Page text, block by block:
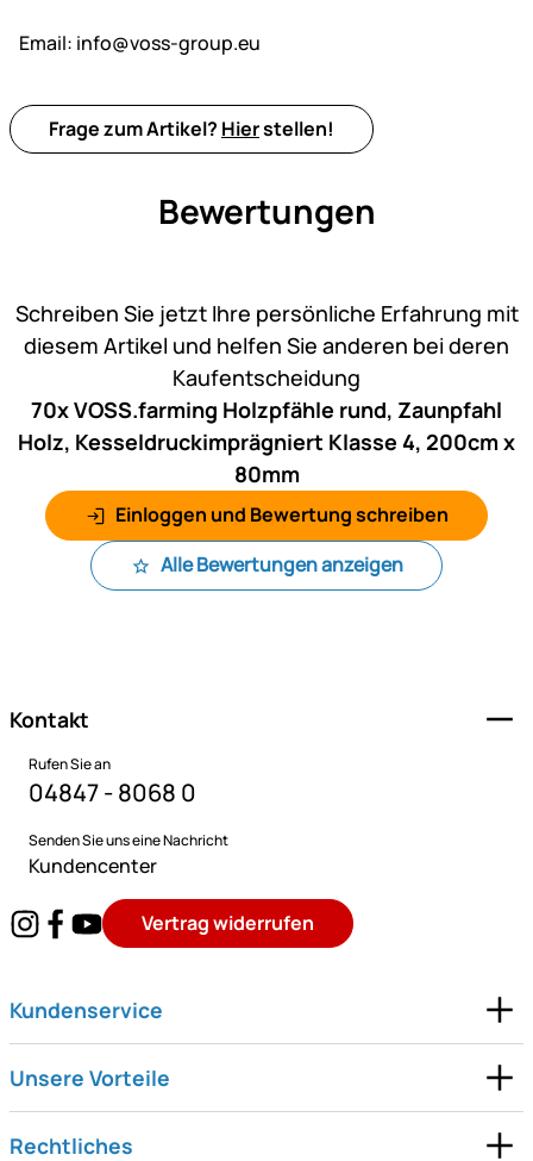
Email: info@voss-group.eu
Frage zum Artikel? Hierstellen!
Bewertungen
Schreiben Sie jetzt Ihre persönliche Erfahrung mit
diesem Artikel und helfen Sie anderen bei deren
Kaufentscheidung
70x VOSS.farming Holzpfähle rund, Zaunpfahl
Holz, Kesseldruckimprägniert Klasse 4, 200cm x
80mm
Einloggen und Bewertung schreiben
Alle Bewertungen anzeigen
Kontakt
Rufen Sie an
04847 - 8068 0
Senden Sie uns eine Nachricht
Kundencenter
Vertrag widerrufen
Kundenservice
Unsere Vorteile
Rechtliches